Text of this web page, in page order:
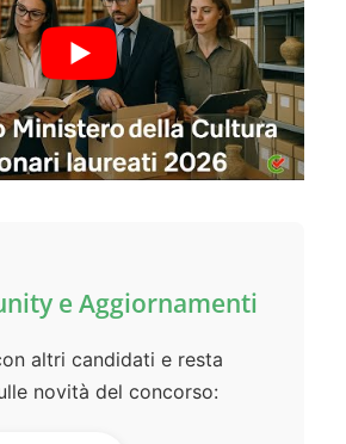
e Aggiornamenti
altri candidati e resta
novità del concorso: